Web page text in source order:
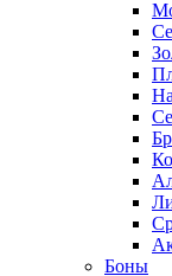
Боны